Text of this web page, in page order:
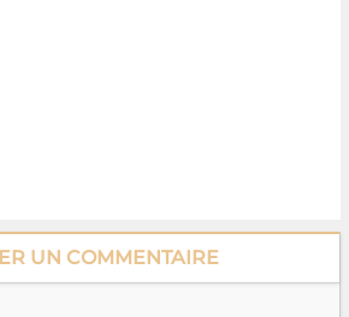
UN COMMENTAIRE